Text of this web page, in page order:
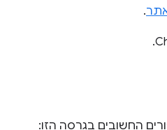
.
.
החשובים בגרסה הזו: